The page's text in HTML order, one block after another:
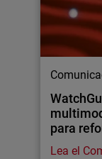
para
Lea el